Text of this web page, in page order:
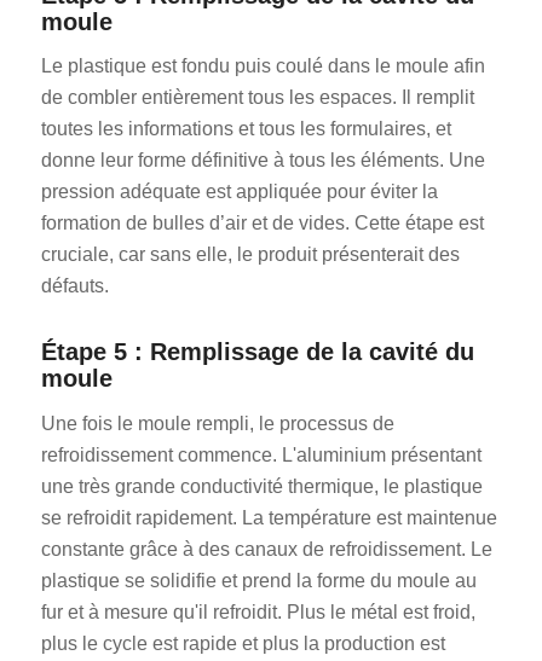
moule
Le plastique est fondu puis coulé dans le moule afin
de combler entièrement tous les espaces. Il remplit
toutes les informations et tous les formulaires, et
donne leur forme définitive à tous les éléments. Une
pression adéquate est appliquée pour éviter la
formation de bulles d’air et de vides. Cette étape est
cruciale, car sans elle, le produit présenterait des
défauts.
Étape 5 : Remplissage de la cavité du
moule
Une fois le moule rempli, le processus de
refroidissement commence. L'aluminium présentant
une très grande conductivité thermique, le plastique
se refroidit rapidement. La température est maintenue
constante grâce à des canaux de refroidissement. Le
plastique se solidifie et prend la forme du moule au
fur et à mesure qu'il refroidit. Plus le métal est froid,
plus le cycle est rapide et plus la production est